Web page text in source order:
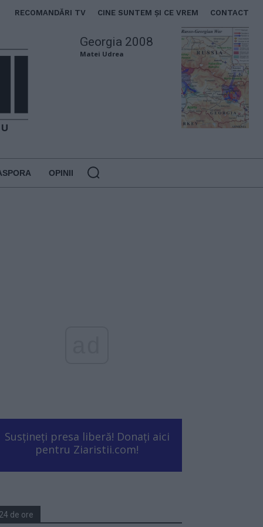
RECOMANDĂRI TV CINE SUNTEM ȘI CE VREM CONTACT
Georgia 2008
Matei Udrea
OPINII
Susțineți presa liberă! Donați aici
pentru Ziaristii.com!
24 de ore